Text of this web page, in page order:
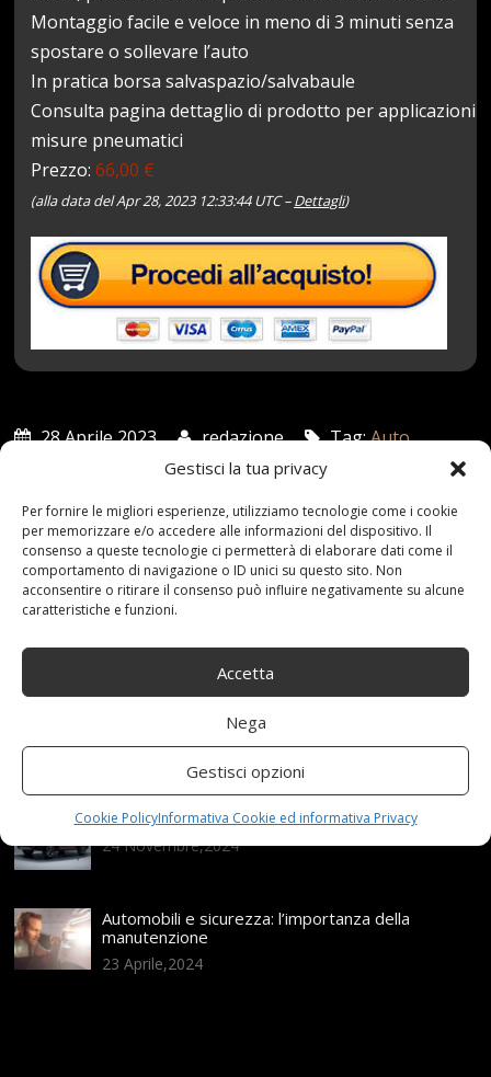
Gestisci la tua privacy
Per fornire le migliori esperienze, utilizziamo tecnologie come i cookie
per memorizzare e/o accedere alle informazioni del dispositivo. Il
consenso a queste tecnologie ci permetterà di elaborare dati come il
comportamento di navigazione o ID unici su questo sito. Non
acconsentire o ritirare il consenso può influire negativamente su alcune
caratteristiche e funzioni.
Accetta
Nega
Gestisci opzioni
Cookie PolicyInformativa Cookie ed informativa Privacy
Montaggio facile e veloce in meno di 3 minuti senza
spostare o sollevare l’auto
In pratica borsa salvaspazio/salvabaule
Consulta pagina dettaglio di prodotto per applicazioni
misure pneumatici
Prezzo:66,00 €
(alla data del Apr 28, 2023 12:33:44 UTC –Dettagli)
28 Aprile 2023 redazione Tag:Auto,
Grip,Gruppo ,Neve,Slim Categories:
Articoli recenti
da sapere
Range Rover: un’icona tra i luxury SUV
25 Novembre,2024
Nuova MG ZS Hybrid+: i SUV si fanno ibridi
24 Novembre,2024
Automobili e sicurezza: l’importanza della
manutenzione
23 Aprile,2024